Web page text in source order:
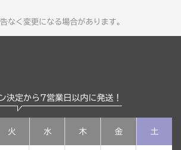
なく変更になる場合があります。
決定から7営業日以内に発送！
火 水 木 金 土